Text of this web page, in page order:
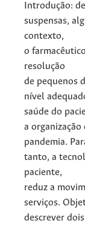
Introdução:
suspensas,
contexto,
o
resolução
de pequenos
nível
saúde do
a
pandemia.
tanto, a
paciente,
reduz a
serviços.
descrever